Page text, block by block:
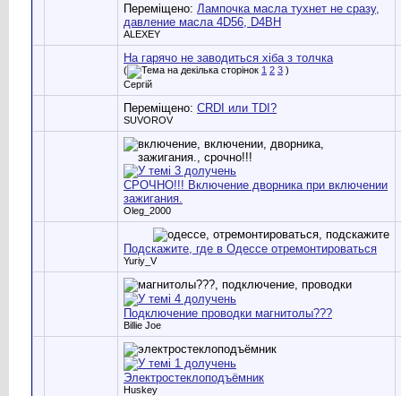
Переміщено: Лампочка масла тухнет не сразу,
давление масла 4D56, D4BH
ALEXEY
На гарячо не заводиться хіба з толчка
( 1 2 3 )
Сергій
Переміщено: CRDI или TDI?
SUVOROV
СРОЧНО!!! Включение дворника при включении
зажигания.
Oleg_2000
Подскажите, где в Одессе отремонтироваться
Yuriy_V
Подключение проводки магнитолы???
Billie Joe
Электростеклоподъёмник
Huskey